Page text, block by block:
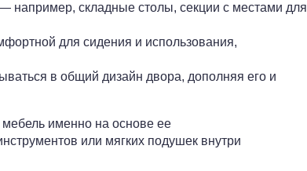
складные столы, секции с местами для
для сидения и использования,
в общий дизайн двора, дополняя его и
мебель именно на основе ее
или мягких подушек внутри